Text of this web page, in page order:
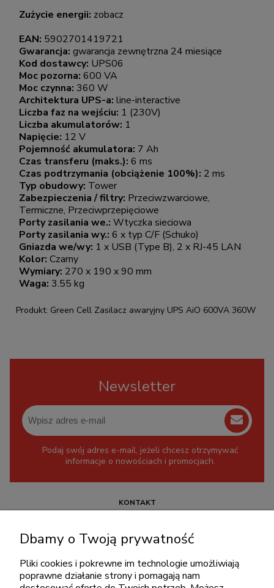
Zużycie energii: zobacz
EAN: 5902701419721
Gwarancja: gwarancja zewnętrzna 24 miesiące
Kod dostawcy: UPS06
Moc pozorna: 600 VA
Moc czynna: 360 W
Architektura UPS-a: line-interactive
Liczba faz na wejściu: 1 (230V)
Liczba akumulatorów: 1
Napięcie: 12 V
Pojemność akumulatora: 7 Ah
Czas transferu (maks.): 6 ms
Czas podtrzymania (obciążenie 100%): 2 ms
Typ obudowy: Tower
Zabezpieczenia / filtry: Przeciwzwarciowe,
Termiczne, Przeciwprzepięciowe
Porty zasilania we.: Wtyczka sieciowa
Porty zasilania wy.: 6 x typ C/F (Schuko)
Gniazda we/wy: 1 x USB (Type B), 2 x RJ-45 LAN
Kolor: Czarny
Wymiary: 270 x 190 x 90 mm
Waga: 3.55 kg
Produkt: Green Cell Zasilacz awaryjny UPS AiO 600VA 360W
Newsletter
Podaj swój adres e-mail, jeżeli chcesz otrzymywać
informacje o nowościach i promocjach.
KONTAKT
pon.-piąt.: 08:00-16:00
sklep@cebit.pl
Dbamy o Twoją prywatność
Pliki cookies i pokrewne im technologie umożliwiają
poprawne działanie strony i pomagają nam